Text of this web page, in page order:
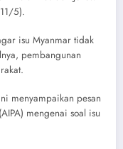
5).
isu Myanmar tidak
pembangunan
menyampaikan pesan
mengenai soal isu